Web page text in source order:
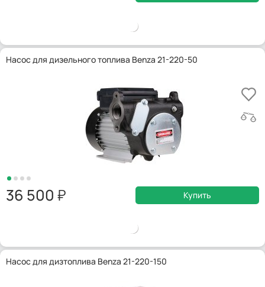
Насос для дизельного топлива Benza 21-220-50
36 500 Купить
Насос для дизтоплива Benza 21-220-150